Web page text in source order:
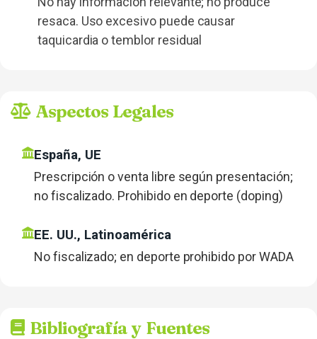
resaca. Uso excesivo puede causar
taquicardia o temblor residual
Aspectos Legales
España, UE
Prescripción o venta libre según presentación;
no fiscalizado. Prohibido en deporte (doping)
EE. UU., Latinoamérica
No fiscalizado; en deporte prohibido por WADA
Bibliografía y Fuentes